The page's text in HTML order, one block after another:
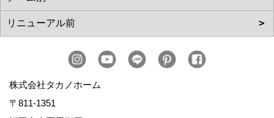
株式会社タカノホーム
〒811-1351